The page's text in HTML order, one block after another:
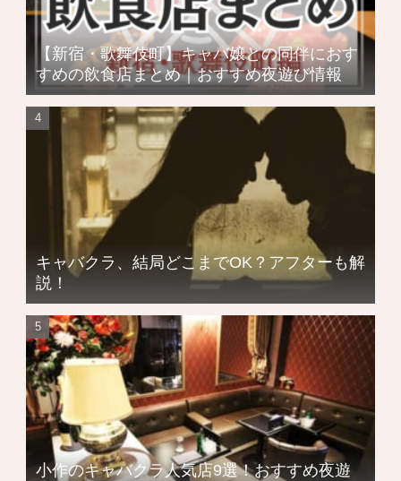
【新宿・歌舞伎町】キャバ嬢との同伴におす
すめの飲食店まとめ｜おすすめ夜遊び情報
キャバクラ、結局どこまでOK？アフターも解
説！
小作のキャバクラ人気店9選！おすすめ夜遊